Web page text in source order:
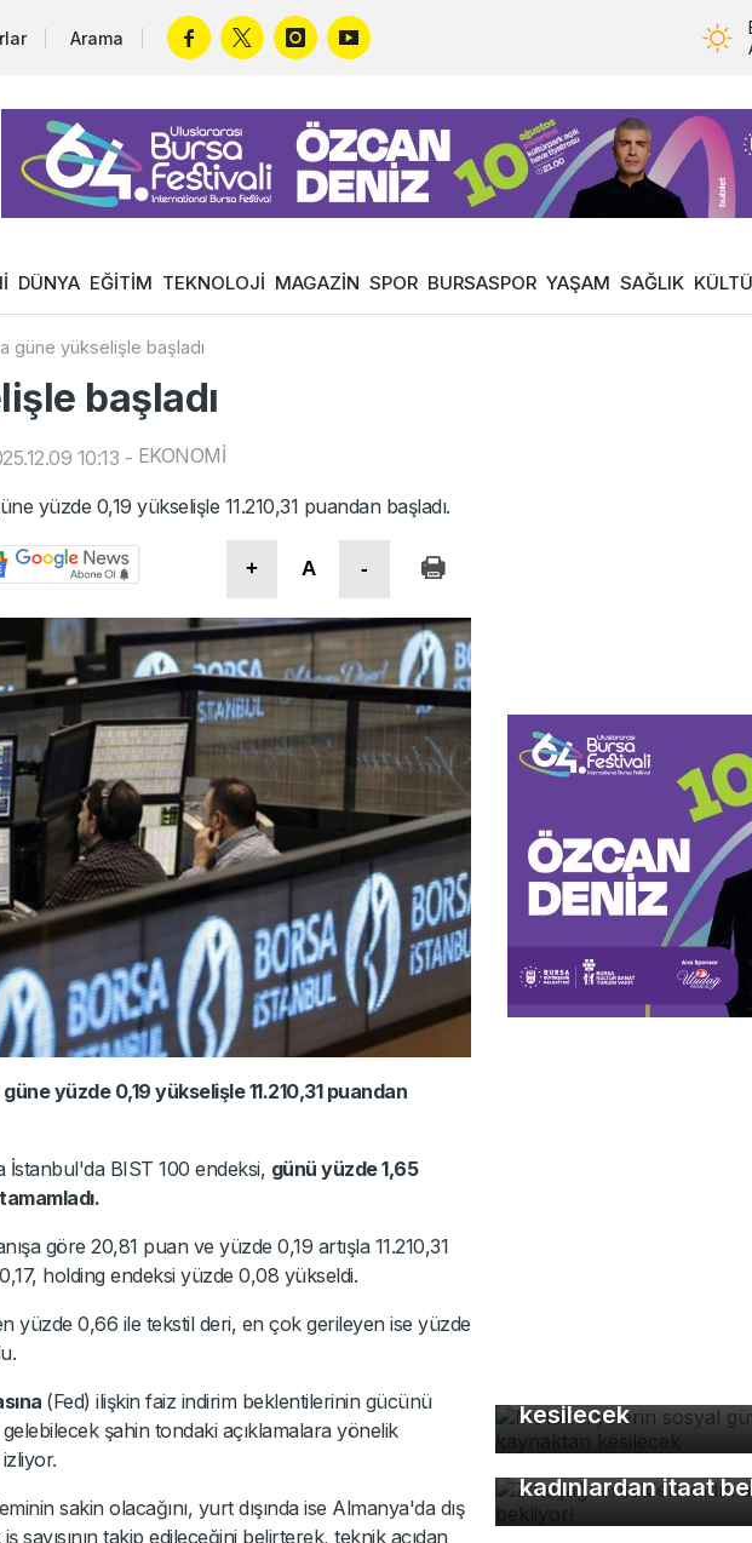
Arama
DÜNYA EĞİTİM TEKNOLOJİ MAGAZİN SPOR BURSASPOR YAŞAM SAĞLIK
güne yükselişle başladı
başladı
10:13 - EKONOMİ
yüzde 0,19 yükselişle 11.210,31 puandan başladı.
+ A -
güne yüzde 0,19 yükselişle 11.210,31 puandan
İstanbul'da BIST 100 endeksi, günü yüzde 1,65
göre 20,81 puan ve yüzde 0,19 artışla 11.210,31
holding endeksi yüzde 0,08 yükseldi.
yüzde 0,66 ile tekstil deri, en çok gerileyen ise yüzde
(Fed) ilişkin faiz indirim beklentilerinin gücünü
şahin tondaki açıklamalara yönelik
sakin olacağını, yurt dışında ise Almanya'da dış
iş sayısının takip edileceğini belirterek, teknik açıdan
kesilecek
Z kuşağı erkekleri
kadınlardan itaat
Kedi ve köpeğin